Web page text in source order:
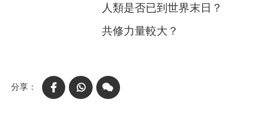
人類是否已到世界末日？
共修力量較大？
FacebookWhatsAppWeChat